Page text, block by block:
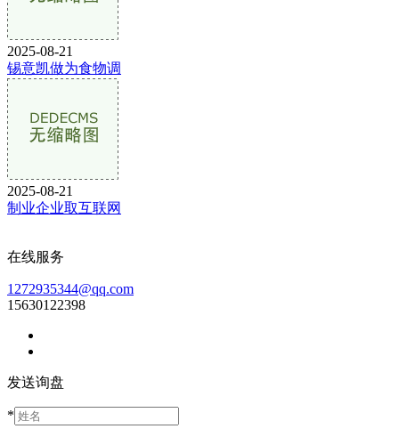
2025-08-21
锡意凯做为食物调
2025-08-21
制业企业取互联网
在线服务
1272935344@qq.com
15630122398
发送询盘
*